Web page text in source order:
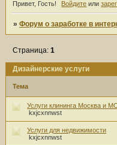
Привет, Гость! Войдите или
»Форум о заработке в
Дизайнерские услуги
Страница:1
Тема
Услуги клининга Москва и
kxjcxnnwst
Услуги для недвижимости
kxjcxnnwst